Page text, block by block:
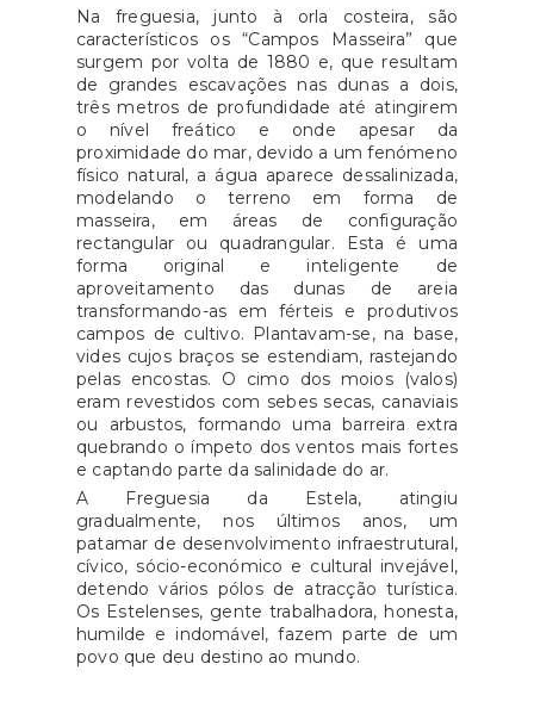
Na freguesia, junto à orla costeira, são
característicos os “Campos Masseira” que
surgem por volta de 1880 e, que resultam
de grandes escavações nas dunas a dois,
três metros de profundidade até atingirem
o nível freático e onde apesar da
proximidade do mar, devido a um fenómeno
físico natural, a água aparece dessalinizada,
modelando o terreno em forma de
masseira, em áreas de configuração
rectangular ou quadrangular. Esta é uma
forma original e inteligente de
aproveitamento das dunas de areia
transformando-as em férteis e produtivos
campos de cultivo. Plantavam-se, na base,
vides cujos braços se estendiam, rastejando
pelas encostas. O cimo dos moios (valos)
eram revestidos com sebes secas, canaviais
ou arbustos, formando uma barreira extra
quebrando o ímpeto dos ventos mais fortes
e captando parte da salinidade do ar.
A Freguesia da Estela, atingiu
gradualmente, nos últimos anos, um
patamar de desenvolvimento infraestrutural,
cívico, sócio-económico e cultural invejável,
detendo vários pólos de atracção turística.
Os Estelenses, gente trabalhadora, honesta,
humilde e indomável, fazem parte de um
povo que deu destino ao mundo.